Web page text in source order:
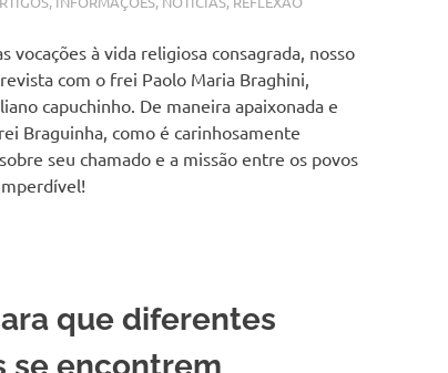
vocações à vida religiosa consagrada, nosso
com o frei Paolo Maria Braghini,
capuchinho. De maneira apaixonada e
Braguinha, como é carinhosamente
seu chamado e a missão entre os povos
que diferentes